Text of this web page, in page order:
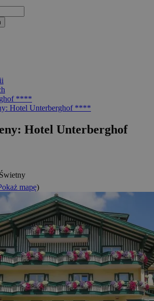
****
Hotel Unterberghof ****
Hotel Unterberghof
Świetny
mapę)